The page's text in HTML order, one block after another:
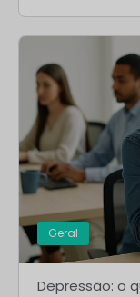
Geral
Depressão: o